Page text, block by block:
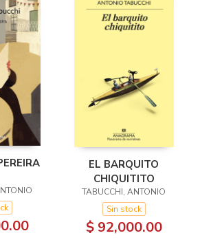
EL BARQUITO
CHIQUITITO
TABUCCHI, ANTONIO
Sin stock
$ 92,000.00